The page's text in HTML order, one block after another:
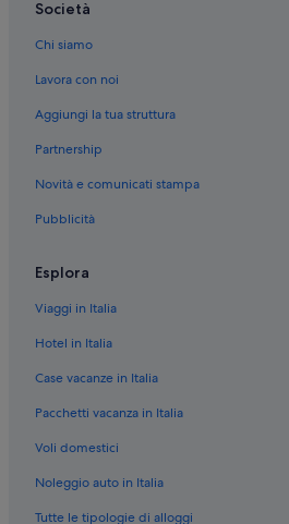
Società
Chi siamo
Lavora con noi
Aggiungi la tua struttura
Partnership
Novità e comunicati stampa
Pubblicità
Esplora
Viaggi in Italia
Hotel in Italia
Case vacanze in Italia
Pacchetti vacanza in Italia
Voli domestici
Noleggio auto in Italia
Tutte le tipologie di alloggi